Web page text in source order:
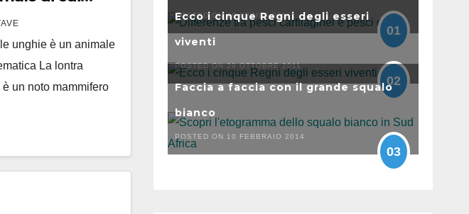
unghie è un animale
La lontra
un noto mammifero
POSTED ON 19 APRILE 2011
01
Ecco i cinque Regni degli esseri
viventi
POSTED ON 29 OTTOBRE 2011
02
Faccia a faccia con il grande squalo
bianco
POSTED ON 10 FEBBRAIO 2014
03